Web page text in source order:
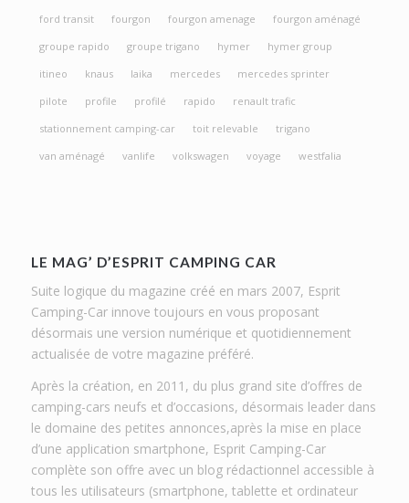
ford transit
fourgon fourgon amenage
fourgon aménagé
groupe rapido
groupe trigano hymer
hymer group
itineo
knaus laika mercedes
mercedes sprinter
pilote
profile profilé rapido
renault trafic
stationnement camping-car
toit relevable
trigano
van aménagé
vanlife volkswagen voyage westfalia
LE MAG’ D’ESPRIT CAMPING CAR
Suite logique du magazine créé en mars 2007, Esprit
Camping-Car innove toujours en vous proposant
désormais une version numérique et quotidiennement
actualisée de votre magazine préféré.
Après la création, en 2011, du plus grand site d’offres de
camping-cars neufs et d’occasions, désormais leader dans
le domaine des petites annonces,après la mise en place
d’une application smartphone, Esprit Camping-Car
complète son offre avec un blog rédactionnel accessible à
tous les utilisateurs (smartphone, tablette et ordinateur